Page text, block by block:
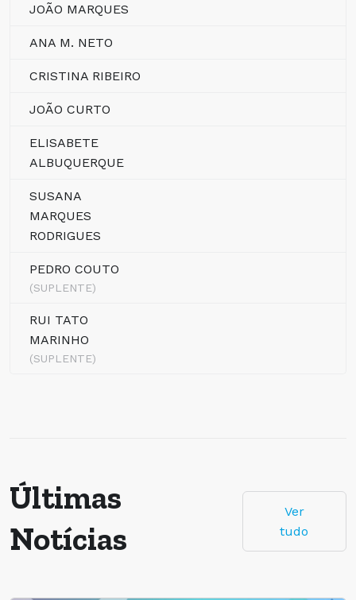
JOÃO MARQUES
ANA M. NETO
CRISTINA RIBEIRO
JOÃO CURTO
ELISABETE
ALBUQUERQUE
SUSANA
MARQUES
RODRIGUES
PEDRO COUTO
(SUPLENTE)
RUI TATO
MARINHO
(SUPLENTE)
Últimas
Notícias
Ver
tudo